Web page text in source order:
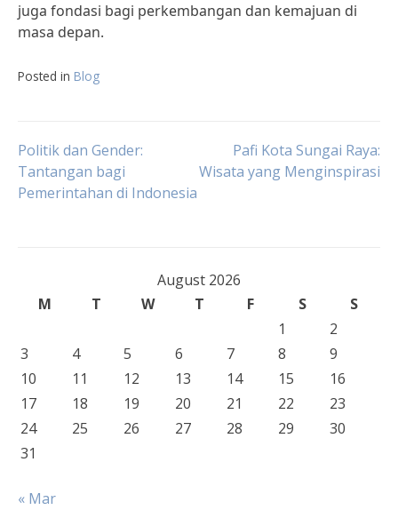
juga fondasi bagi perkembangan dan kemajuan di
masa depan.
Posted in Blog
Post
navigation
Politik dan Gender:
Tantangan bagi
Pemerintahan di Indonesia
Pafi Kota Sungai Raya:
Wisata yang Menginspirasi
August 2026
M
T W T F S
S
1
2
3
4 5 6 7 8
9
10
11 12 13 14 15
16
17
18 19 20 21 22
23
24
25 26 27 28 29
30
31
« Mar